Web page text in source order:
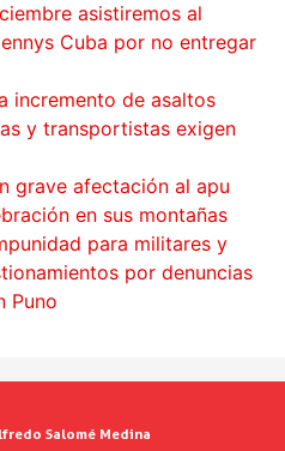
asistiremos al
Cuba por no entregar
incremento de asaltos
y transportistas exigen
grave afectación al apu
en sus montañas
para militares y
por denuncias
Puno
Salomé Medina